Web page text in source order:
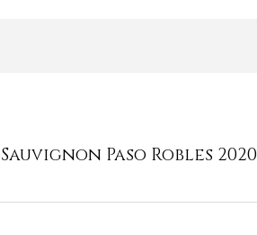
Paso Robles 2020